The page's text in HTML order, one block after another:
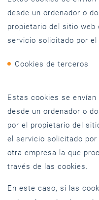
desde un ordenador o
propietario del sitio web
servicio solicitado por el
Cookies de terceros
Estas cookies se
desde un ordenador o
por el propietario del
el servicio solicitado
otra empresa la que
través de las cookies.
En este caso, si las